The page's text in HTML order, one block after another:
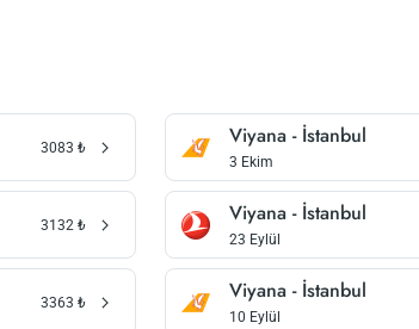
3083 ₺ Viyana - İstanbul
3 Ekim
3132 ₺ Viyana - İstanbul
23 Eylül
3363 ₺ Viyana - İstanbul
10 Eylül